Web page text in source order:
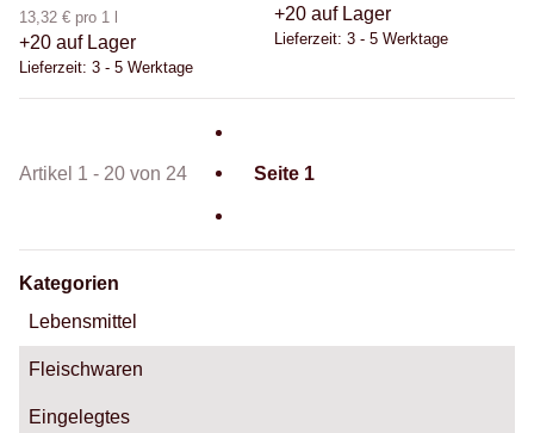
13,32 € pro 1 l
+20 auf Lager
Lieferzeit: 3 - 5 Werktage
+20 auf Lager
Lieferzeit: 3 - 5 Werktage
Artikel 1 - 20 von 24 Seite 1
Kategorien
Lebensmittel
Fleischwaren
Eingelegtes